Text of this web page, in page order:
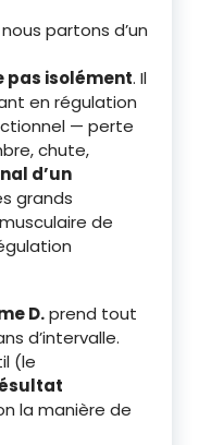
partons d’un
pas isolément. Il
en régulation
— perte
chute,
d’un
grands
de
D.prend tout
d’intervalle.
(le
la manière de